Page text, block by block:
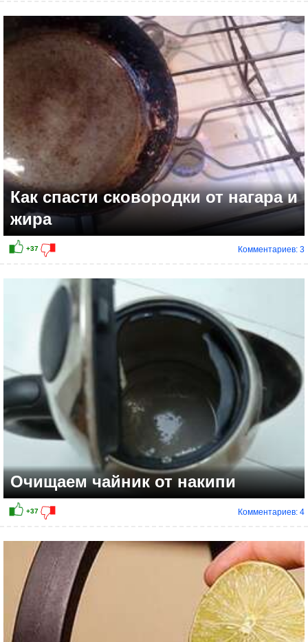
+12
Как спасти сковородки от нагара и
жира
Комментариев: 3
Очищаем чайник от накипи
Комментариев: 4